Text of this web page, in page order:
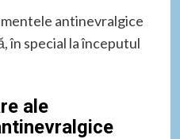
antinevralgice
în special la începutul
ale